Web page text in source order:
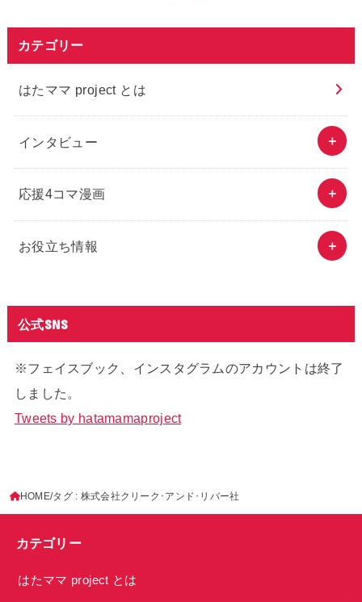
カテゴリー
はたママ project とは
インタビュー
応援4コマ漫画
お役立ち情報
公式SNS
※フェイスブック、インスタグラムのアカウントは終了
しました。
Tweets by hatamamaproject
HOME タグ : 株式会社クリーク･アンド･リバー社
カテゴリー
はたママ project とは